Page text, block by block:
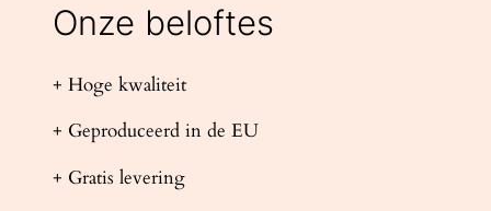
Onze beloftes
+ Hoge kwaliteit
+ Geproduceerd in de EU
+ Gratis levering